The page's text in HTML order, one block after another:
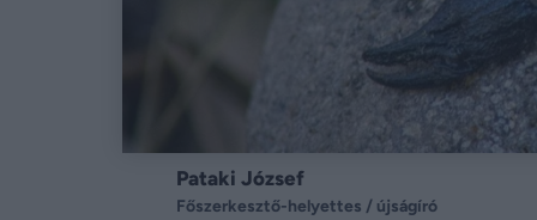
Pataki József
Főszerkesztő-helyettes / újságíró